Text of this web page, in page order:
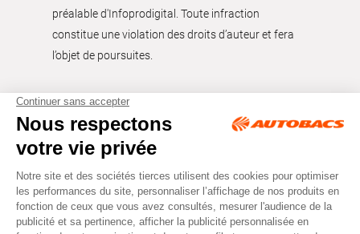
préalable d'Infoprodigital. Toute infraction
constitue une violation des droits d’auteur et fera
l’objet de poursuites.
Tous droits réservés © Autobacs